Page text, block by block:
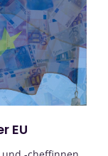
EU